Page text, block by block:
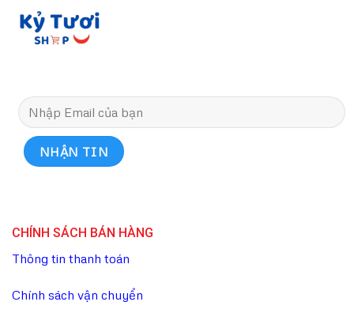
CHÍNH SÁCH BÁN HÀNG
Thông tin thanh toán
Chính sách vận chuyển